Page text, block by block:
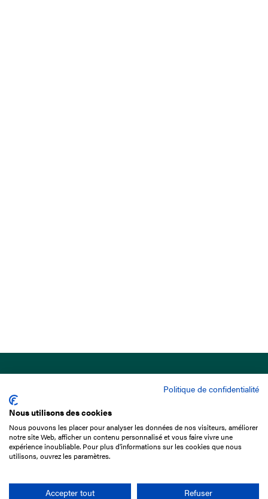
15 Boulevard de Douaumont
75017 Paris
01 49 10 20 29
Rechercher
Politique de confidentialité
Nous utilisons des cookies
Nous pouvons les placer pour analyser les données de nos visiteurs, améliorer
notre site Web, afficher un contenu personnalisé et vous faire vivre une
expérience inoubliable. Pour plus d'informations sur les cookies que nous
utilisons, ouvrez les paramètres.
Accepter tout
Refuser